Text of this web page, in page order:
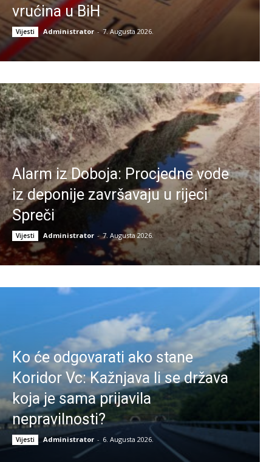
vrućina u BiH
Vijesti Administrator - 7. Augusta 2026.
Alarm iz Doboja: Procjedne vode
iz deponije završavaju u rijeci
Spreči
Vijesti Administrator - 7. Augusta 2026.
Ko će odgovarati ako stane
Koridor Vc: Kažnjava li se država
koja je sama prijavila
nepravilnosti?
Vijesti Administrator - 6. Augusta 2026.